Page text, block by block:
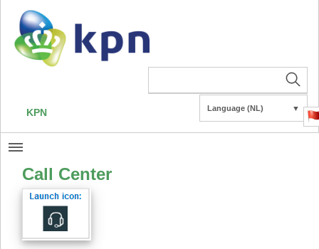
KPN Language (NL) ▼
Call Center